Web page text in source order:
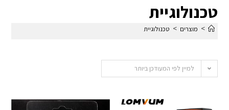
טכנולוגיית
> מוצרים > טכנולוגיית
למיין לפי המעודכן ביותר